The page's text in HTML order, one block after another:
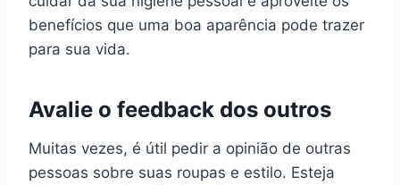
benefícios que uma boa aparência pode trazer
para sua vida.
Avalie o feedback dos outros
Muitas vezes, é útil pedir a opinião de outras
pessoas sobre suas roupas e estilo. Esteja